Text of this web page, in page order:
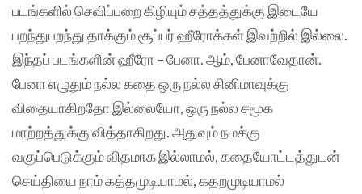
படங்களில் செவிப்பறை கிழியும் சத்தத்துக்கு இடையே
பறந்துபறந்து தாக்கும் சூப்பர் ஹீரோக்கள் இவற்றில் இல்லை.
இந்தப் படங்களின் ஹீரோ – பேனா. ஆம், பேனாவேதான்.
பேனா எழுதும் நல்ல கதை ஒரு நல்ல சினிமாவுக்கு
விதையாகிறதோ இல்லையோ, ஒரு நல்ல சமூக
மாற்றத்துக்கு வித்தாகிறது. அதுவும் நமக்கு
வகுப்பெடுக்கும் விதமாக இல்லாமல், கதையோட்டத்துடன்
செய்தியை நாம் கத்தமுடியாமல், கதறமுடியாமல்